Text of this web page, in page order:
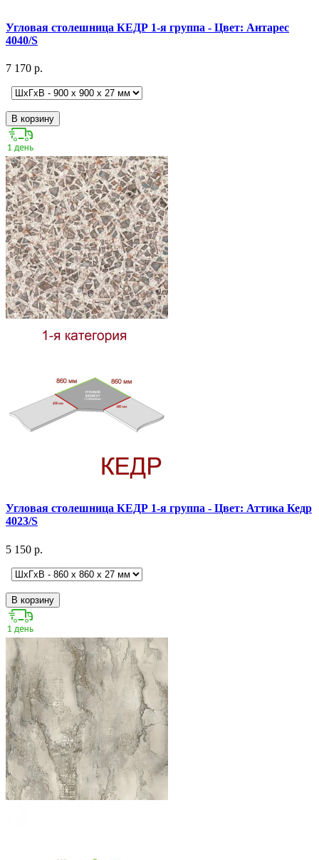
Угловая столешница КЕДР 1-я группа - Цвет: Антарес
4040/S
7 170 р.
В корзину
Угловая столешница КЕДР 1-я группа - Цвет: Аттика Кедр
4023/S
5 150 р.
В корзину